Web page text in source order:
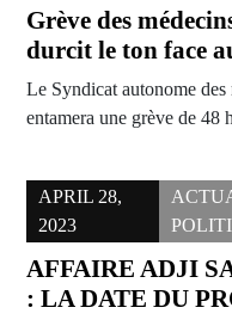
Grève des
durcit le ton face
Le Syndicat autonome
entamera une grève de
APRIL 28,
2023
AFFAIRE ADJI
: LA DATE DU